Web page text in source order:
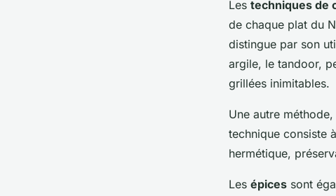
Les techniques de
de chaque plat du
distingue par son
argile, le tandoor,
grillées inimitables.
Une autre méthode,
technique consiste
hermétique,
Les épices sont